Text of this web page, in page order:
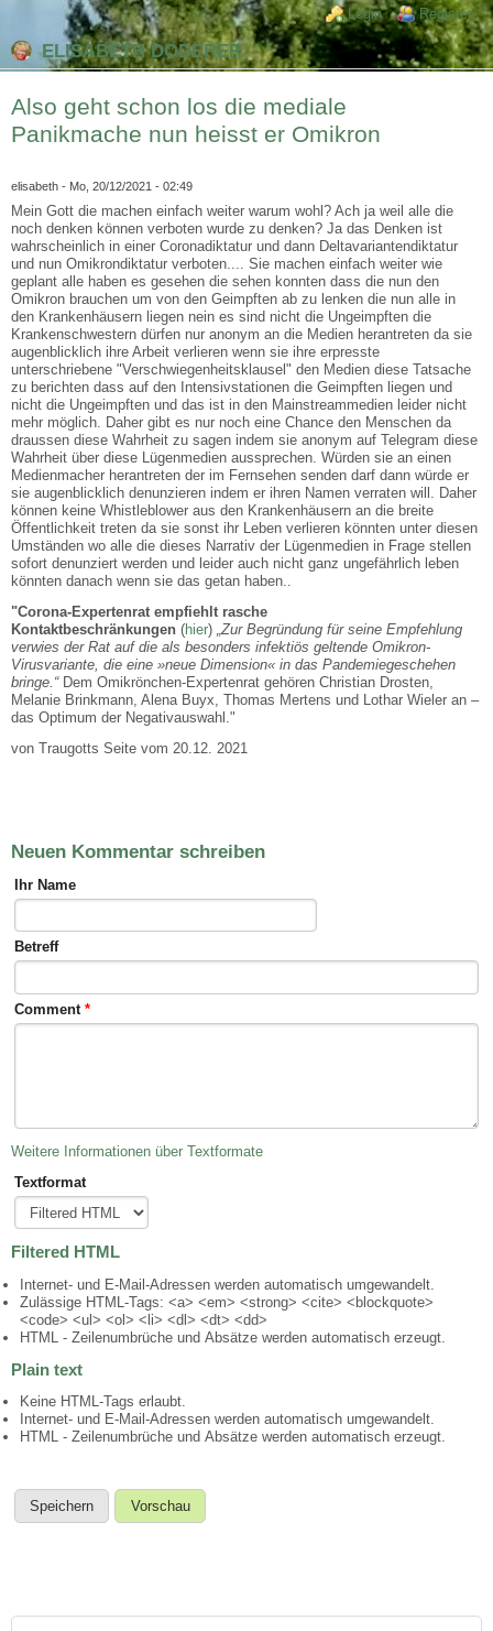
Login links
Login Register
ELISABETH DODERER
Also geht schon los die mediale
Panikmache nun heisst er Omikron
elisabeth - Mo, 20/12/2021 - 02:49
Mein Gott die machen einfach weiter warum wohl? Ach ja weil alle die
noch denken können verboten wurde zu denken? Ja das Denken ist
wahrscheinlich in einer Coronadiktatur und dann Deltavariantendiktatur
und nun Omikrondiktatur verboten.... Sie machen einfach weiter wie
geplant alle haben es gesehen die sehen konnten dass die nun den
Omikron brauchen um von den Geimpften ab zu lenken die nun alle in
den Krankenhäusern liegen nein es sind nicht die Ungeimpften die
Krankenschwestern dürfen nur anonym an die Medien herantreten da sie
augenblicklich ihre Arbeit verlieren wenn sie ihre erpresste
unterschriebene "Verschwiegenheitsklausel" den Medien diese Tatsache
zu berichten dass auf den Intensivstationen die Geimpften liegen und
nicht die Ungeimpften und das ist in den Mainstreammedien leider nicht
mehr möglich. Daher gibt es nur noch eine Chance den Menschen da
draussen diese Wahrheit zu sagen indem sie anonym auf Telegram diese
Wahrheit über diese Lügenmedien aussprechen. Würden sie an einen
Medienmacher herantreten der im Fernsehen senden darf dann würde er
sie augenblicklich denunzieren indem er ihren Namen verraten will. Daher
können keine Whistleblower aus den Krankenhäusern an die breite
Öffentlichkeit treten da sie sonst ihr Leben verlieren könnten unter diesen
Umständen wo alle die dieses Narrativ der Lügenmedien in Frage stellen
sofort denunziert werden und leider auch nicht ganz ungefährlich leben
könnten danach wenn sie das getan haben..
"Corona-Expertenrat empfiehlt rasche
Kontaktbeschränkungen (hier) „Zur Begründung für seine Empfehlung
verwies der Rat auf die als besonders infektiös geltende Omikron-
Virusvariante, die eine »neue Dimension« in das Pandemiegeschehen
bringe.“Dem Omikrönchen-Expertenrat gehören Christian Drosten,
Melanie Brinkmann, Alena Buyx, Thomas Mertens und Lothar Wieler an –
das Optimum der Negativauswahl."
von Traugotts Seite vom 20.12. 2021
Neuen Kommentar schreiben
Ihr Name
Betreff
Comment *
Weitere Informationen über Textformate
Textformat
Filtered HTML
Internet- und E-Mail-Adressen werden automatisch umgewandelt.
Zulässige HTML-Tags: <a> <em> <strong> <cite> <blockquote>
<code> <ul> <ol> <li> <dl> <dt> <dd>
HTML - Zeilenumbrüche und Absätze werden automatisch erzeugt.
Plain text
Keine HTML-Tags erlaubt.
Internet- und E-Mail-Adressen werden automatisch umgewandelt.
HTML - Zeilenumbrüche und Absätze werden automatisch erzeugt.